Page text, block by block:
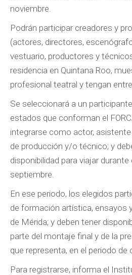
noviembre.
Podrán participar creadores y
(actores, directores,
vestuario, productores y
residencia en Quintana Roo,
profesional teatral y tengan
Se seleccionará a un
estados que conforman el
integrarse como actor,
de producción y/o técnico; y
disponibilidad para viajar
septiembre.
En ese periodo, los elegidos
de formación artística, ensayos
de Mérida; y deben tener
parte del montaje final y de la
que representa, en el periodo de
Para registrarse, informa el